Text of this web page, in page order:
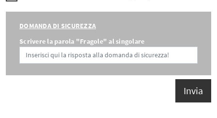
DOMANDA DI SICUREZZA
Scrivere la parola "Fragole" al singolare
Invia